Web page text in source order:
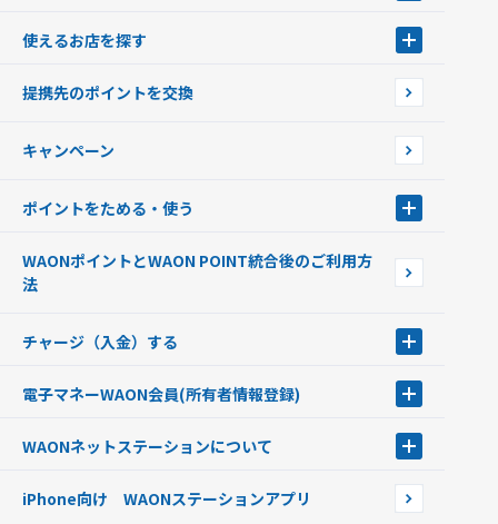
WAONを申込む
インターネット上でのお買い物について（ネット決済）
使えるお店を探す
店舗検索
イオン銀行ATM設置場所
提携先のポイントを交換
キャンペーン
ポイントをためる・使う
ポイントの有効期限について
WAONポイントとWAON POINT統合後のご利用方
法
チャージ（入金）する
現金でチャージする
銀行口座・ATMからチャージする
オートチャージ
ポイントからチャージする
電子マネーWAON会員(所有者情報登録)
WAON POINTサービス会員登録に伴う個人データの共同利用のお知
WAONネットステーションについて
WAONネットステーションWAON端末について
iPhone向け WAONステーションアプリ